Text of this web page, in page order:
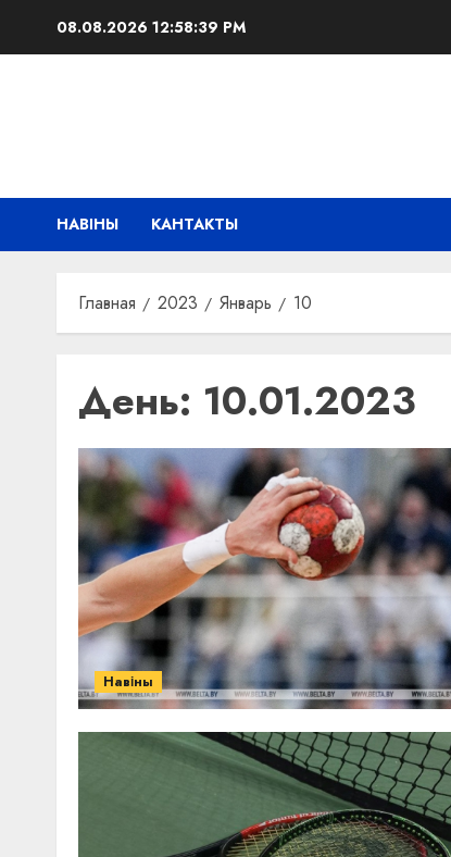
08.08.2026 12:58:40 PM
НАВІНЫ КАНТАКТЫ
Главная 2023 Январь 10
День: 10.01.2023
Навіны